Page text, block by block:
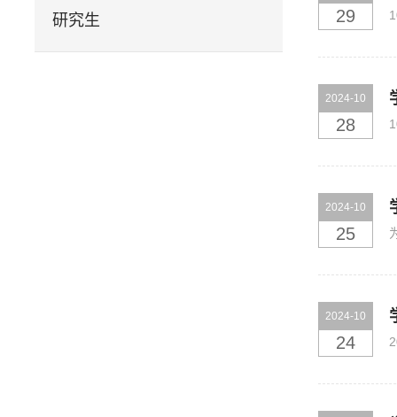
研究生 29
2024-10
28
2024-10
25
2024-10
24